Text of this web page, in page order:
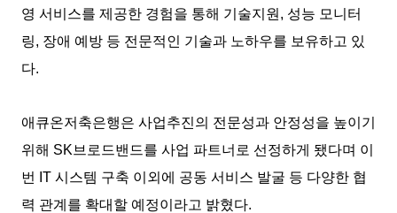
영 서비스를 제공한 경험을 통해 기술지원, 성능 모니터
링, 장애 예방 등 전문적인 기술과 노하우를 보유하고 있
다.
애큐온저축은행은 사업추진의 전문성과 안정성을 높이기
위해 SK브로드밴드를 사업 파트너로 선정하게 됐다며 이
번 IT 시스템 구축 이외에 공동 서비스 발굴 등 다양한 협
력 관계를 확대할 예정이라고 밝혔다.